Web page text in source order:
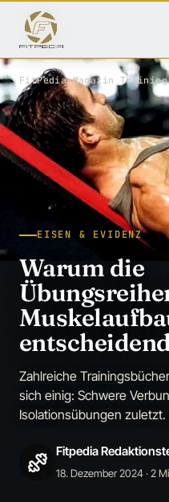
FitPedia/Magazin Training
EISEN & EVIDENZ
Warum die
Zahlreiche
sich einig: Schwere
Isolationsübungen
Fitpedia
18. Dezember 2024· 2